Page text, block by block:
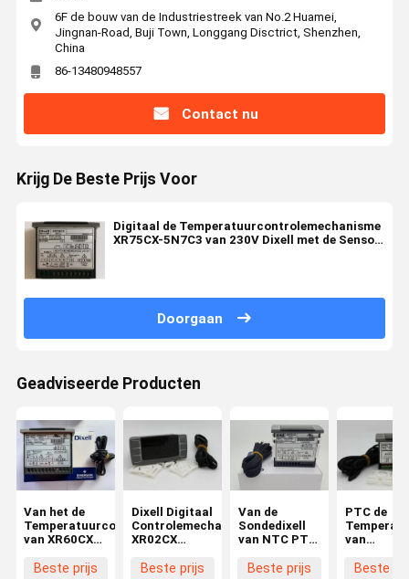
6F de bouw van de Industriestreek van No.2 Huamei,
Jingnan-Road, Buji Town, Longgang Disctrict, Shenzhen,
China
86-13480948557
Contact nu
Krijg De Beste Prijs Voor
Digitaal de Temperatuurcontrolemechanisme
XR75CX-5N7C3 van 230V Dixell met de Sensor
Doorgaan
Geadviseerde Producten
Van het de
Temperatuurcontrolemechanisme
van XR60CX
van For
Beste prijs
Dixell Digitaal
Controlemechanisme
XR02CX
PTC Sensor
Beste prijs
Van de
Sondedixell
van NTC PTC
Beste prijs
PTC de
van
Beste